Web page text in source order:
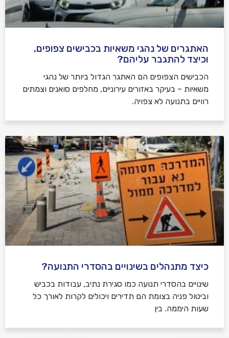
האתגרים של נהגי משאיות בכבישים צפופים,
וכיצד להתגבר עליהם?
הכבישים הצפופים הם האתגר הגדול ביותר של נהגי
משאיות – בעיקר באזורים עירוניים, מחלפים סואנים וצמתים
רוויים בתנועה לא צפויה.
כיצד מתנהלים בשינויים בהסדרי התנועה?
שינויים בהסדרי תנועה כמו סגירת נתיב, עבודות בכביש
וביטול פניה בצומת הם תדירים ויכולים לקרות לאורך כל
שעות היממה. בין